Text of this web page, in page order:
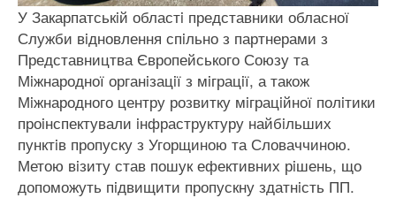
У Закарпатськiй областi представники обласної
Служби вiдновлення спiльно з партнерами з
Представництва Європейського Союзу та
Мiжнародної органiзацiї з мiграцiї, а також
Мiжнародного центру розвитку мiграцiйної полiтики
проiнспектували iнфраструктуру найбiльших
пунктiв пропуску з Угорщиною та Словаччиною.
Метою вiзиту став пошук ефективних рiшень, що
допоможуть пiдвищити пропускну здатнiсть ПП.